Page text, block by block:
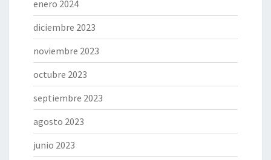
enero 2024
diciembre 2023
noviembre 2023
octubre 2023
septiembre 2023
agosto 2023
junio 2023